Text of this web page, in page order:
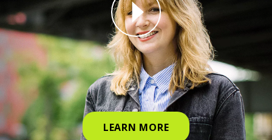
LEARN MORE
why straight talk video for